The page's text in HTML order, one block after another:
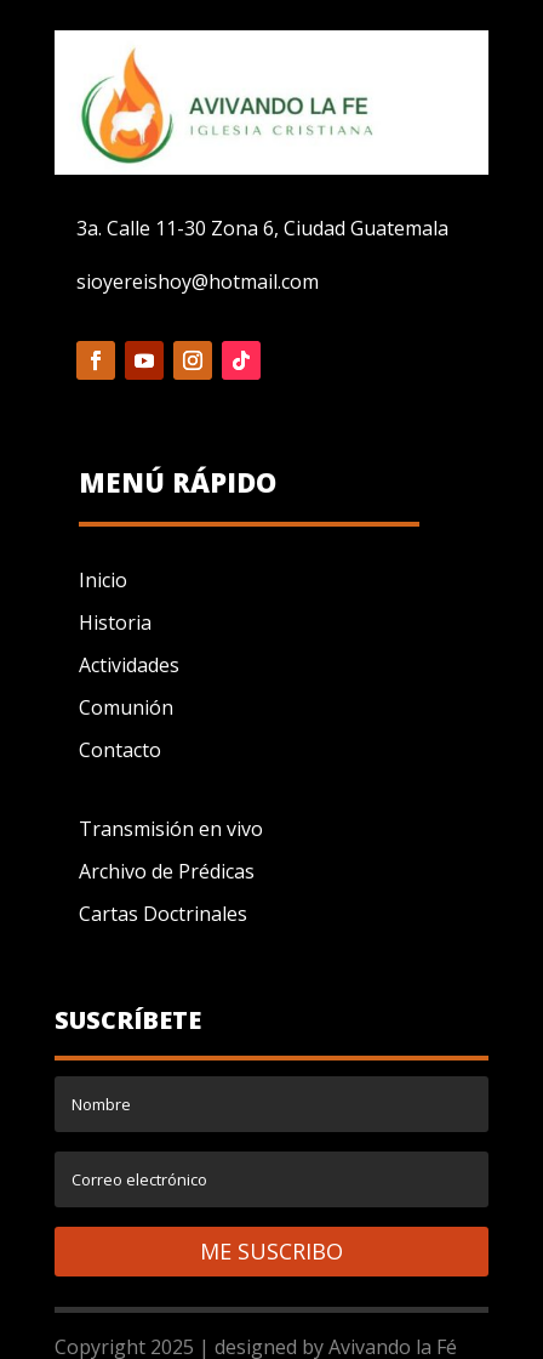
3a. Calle 11-30 Zona 6, Ciudad Guatemala
sioyereishoy@hotmail.com
MENÚ RÁPIDO
Inicio
Historia
Actividades
Comunión
Contacto
Transmisión en vivo
Archivo de Prédicas
Cartas Doctrinales
SUSCRÍBETE
ME SUSCRIBO
Copyright 2025 | designed by Avivando la Fé